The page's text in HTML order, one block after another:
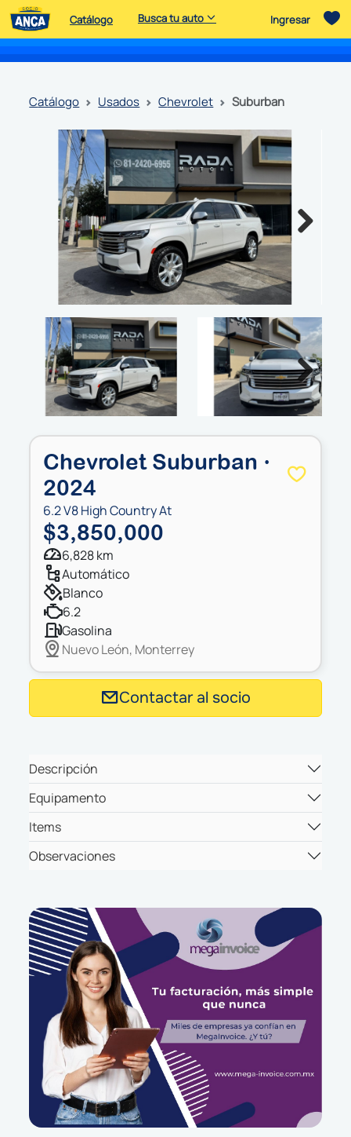
Catálogo Busca tu auto Ingresar
catálogo usados chevrolet suburban
Next
Next
Chevrolet Suburban ·
2024
6.2 V8 High Country At
$3,850,000
6,828 km
automático
blanco
6.2
gasolina
Nuevo León, Monterrey
Contactar al socio
Descripción
Equipamento
Items
Observaciones